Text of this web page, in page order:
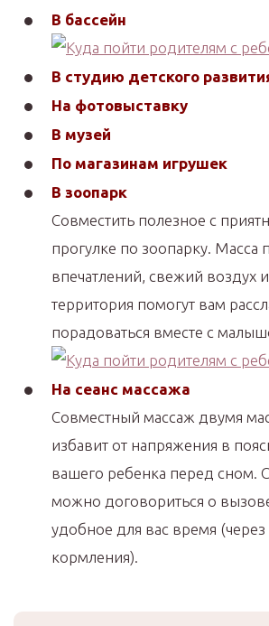
В бассейн
В студию детского
На фотовыставку
В музей
По магазинам игрушек
В зоопарк
Совместить полезное с
прогулке по зоопарку. Масса
впечатлений, свежий воздух
территория помогут вам
порадоваться вместе с
На сеанс массажа
Совместный массаж двумя
избавит от напряжения в
вашего ребенка перед сном.
можно договориться о
удобное для вас время (через
кормления).